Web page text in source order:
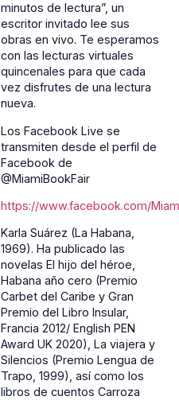
minutos de lectura”, un
escritor invitado lee sus
obras en vivo. Te esperamos
con las lecturas virtuales
quincenales para que cada
vez disfrutes de una lectura
nueva.
Los Facebook Live se
transmiten desde el perfil de
Facebook de
@MiamiBookFair
https://www.facebook.com/
Karla Suárez (La Habana,
1969). Ha publicado las
novelas El hijo del héroe,
Habana año cero (Premio
Carbet del Caribe y Gran
Premio del Libro Insular,
Francia 2012/ English PEN
Award UK 2020), La viajera y
Silencios (Premio Lengua de
Trapo, 1999), así como los
libros de cuentos Carroza